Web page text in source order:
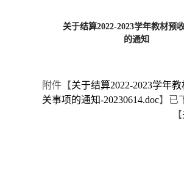
关于结算2022-2023学年教材预
的通知
附件【关于结算2022-2023学年
关事项的通知-20230614.doc】 已
【